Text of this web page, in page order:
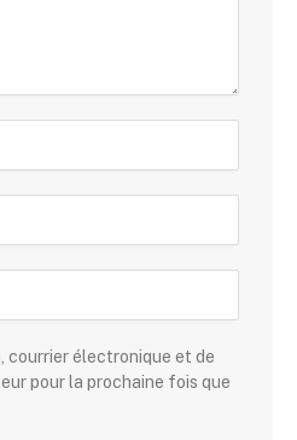
courrier électronique et de
pour la prochaine fois que